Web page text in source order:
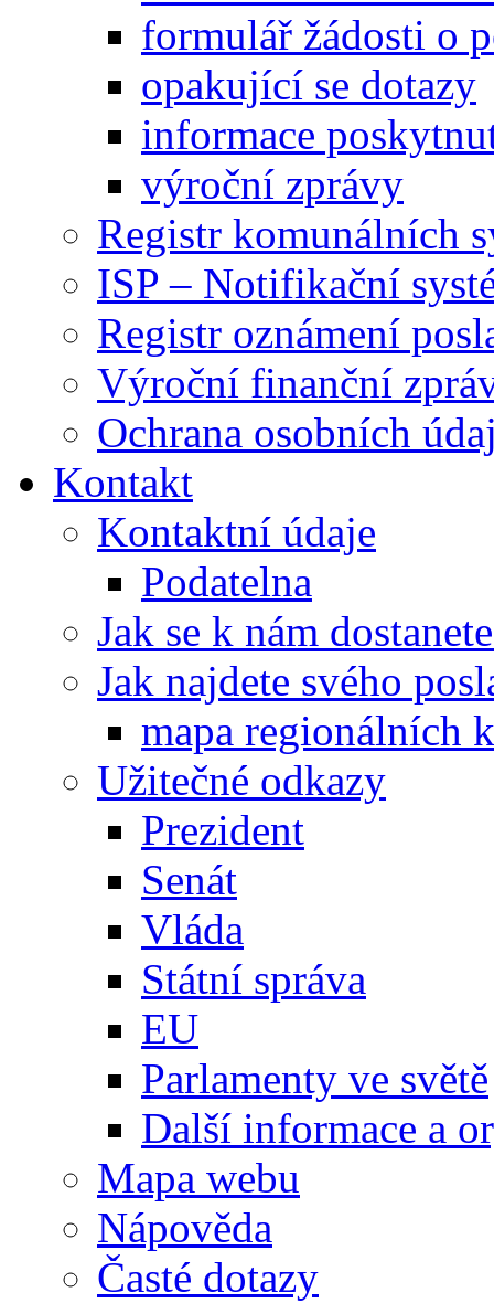
formulář žádosti o
opakující se dotazy
informace
výroční zprávy
Registr komunálních
ISP – Notifikační
Registr oznámení
Výroční finanční
Ochrana osobních
Kontakt
Kontaktní údaje
Podatelna
Jak se k nám
Jak najdete svého
mapa regionálních
Užitečné odkazy
Prezident
Senát
Vláda
Státní správa
EU
Parlamenty ve světě
Další informace a
Mapa webu
Nápověda
Časté dotazy